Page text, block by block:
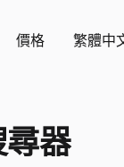
價格 繁體中
器